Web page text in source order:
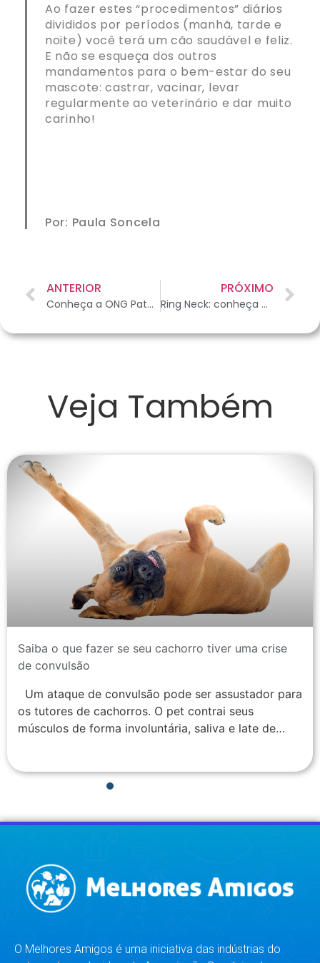
Ao fazer estes “procedimentos” diários
divididos por períodos (manhã, tarde e
noite) você terá um cão saudável e feliz.
E não se esqueça dos outros
mandamentos para o bem-estar do seu
mascote: castrar, vacinar, levar
regularmente ao veterinário e dar muito
carinho!
Por: Paula Soncela
ANTERIOR
Conheça a ONG Patas Therapeutas
PRÓXIMO
Ring Neck: conheça esta ave encantadora
Veja Também
Saiba o que fazer se seu cachorro tiver uma crise
de convulsão
Um ataque de convulsão pode ser assustador para
os tutores de cachorros. O pet contrai seus
músculos de forma involuntária, saliva e late de…
O Melhores Amigos é uma iniciativa das indústrias do